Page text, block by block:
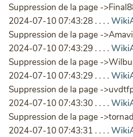
Suppression de la page -
2024-07-10 07:43:28 . . . .
Suppression de la page -
2024-07-10 07:43:29 . . . .
Suppression de la page -
2024-07-10 07:43:29 . . . .
Suppression de la page -
2024-07-10 07:43:30 . . . .
Suppression de la page -
2024-07-10 07:43:31 . . . .